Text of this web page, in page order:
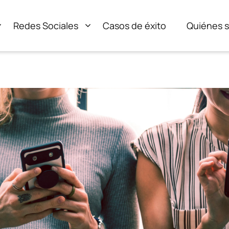
Redes Sociales Casos de éxito Quiénes